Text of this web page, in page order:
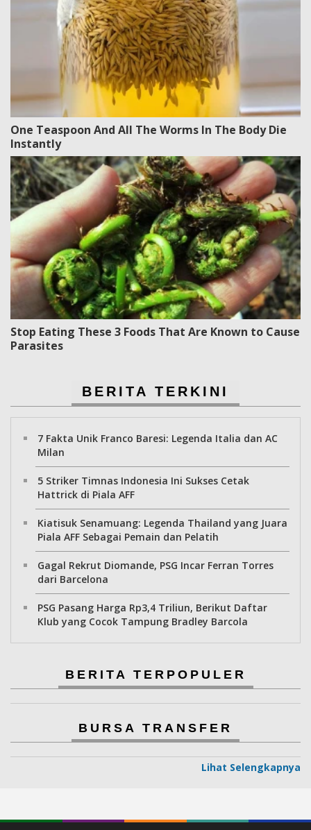
One Teaspoon And All The Worms In The Body Die
Instantly
Stop Eating These 3 Foods That Are Known to Cause
Parasites
BERITA TERKINI
7 Fakta Unik Franco Baresi: Legenda Italia dan AC
Milan
5 Striker Timnas Indonesia Ini Sukses Cetak
Hattrick di Piala AFF
Kiatisuk Senamuang: Legenda Thailand yang Juara
Piala AFF Sebagai Pemain dan Pelatih
Gagal Rekrut Diomande, PSG Incar Ferran Torres
dari Barcelona
PSG Pasang Harga Rp3,4 Triliun, Berikut Daftar
Klub yang Cocok Tampung Bradley Barcola
BERITA TERPOPULER
BURSA TRANSFER
Lihat Selengkapnya